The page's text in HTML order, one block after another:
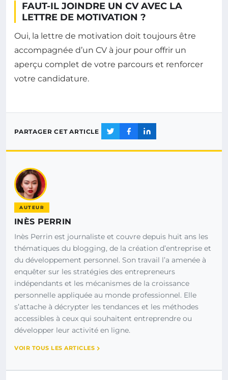
FAUT-IL JOINDRE UN CV AVEC LA
LETTRE DE MOTIVATION ?
Oui, la lettre de motivation doit toujours être
accompagnée d’un CV à jour pour offrir un
aperçu complet de votre parcours et renforcer
votre candidature.
PARTAGER CET ARTICLE
AUTEUR
INÈS PERRIN
Inès Perrin est journaliste et couvre depuis huit ans les
thématiques du blogging, de la création d’entreprise et
du développement personnel. Son travail l’a amenée à
enquêter sur les stratégies des entrepreneurs
indépendants et les mécanismes de la croissance
personnelle appliquée au monde professionnel. Elle
s’attache à décrypter les tendances et les méthodes
accessibles à ceux qui souhaitent entreprendre ou
développer leur activité en ligne.
VOIR TOUS LES ARTICLES